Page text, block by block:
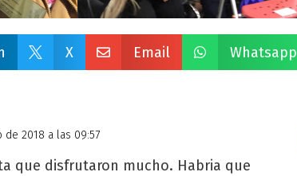
 X  Email  Whatsapp
de 2018 a las 09:57
que disfrutaron mucho. Habria que